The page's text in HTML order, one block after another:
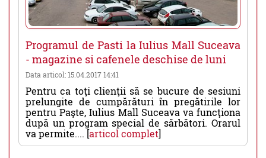
Programul de Pasti la Iulius Mall Suceava
- magazine si cafenele deschise de luni
Data articol: 15.04.2017 14:41
Pentru ca toţi clienţii să se bucure de sesiuni
prelungite de cumpărături în pregătirile lor
pentru Paşte, Iulius Mall Suceava va funcţiona
după un program special de sărbători. Orarul
va permite.... [articol complet]